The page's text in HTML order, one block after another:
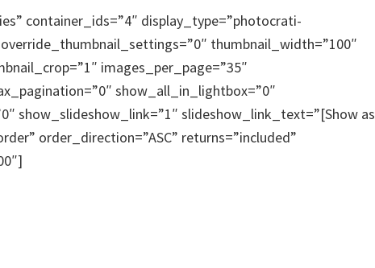
container_ids=”4″ display_type=”photocrati-
thumbnail_width=”100″
images_per_page=”35″
show_all_in_lightbox=”0″
show_slideshow_link=”1″ slideshow_link_text=”[Show as
order_direction=”ASC” returns=”included”